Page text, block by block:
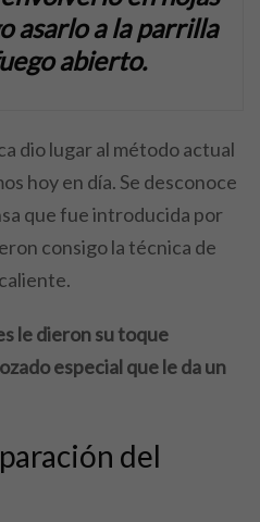
asarlo a la parrilla
abierto.
dio lugar al método actual
hoy en día. Se desconoce
que fue introducida por
consigo la técnica de
le dieron su toque
especial que le da un
del